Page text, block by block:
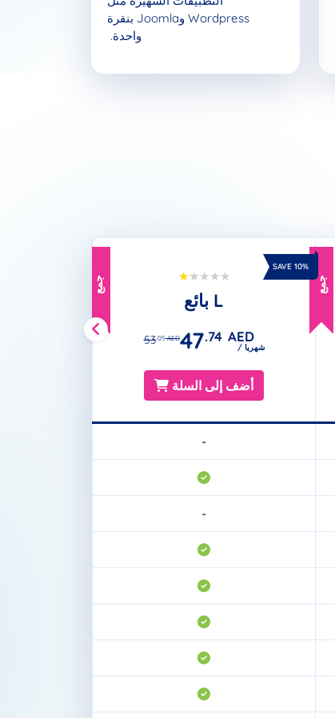
Wordpress وJoomla بنقرة
واحدة.
جمع
بائع L
53.05AED47.74 AED
/ شهريا
SAVE 10%
أضف إلى السلة
جمع
-
-